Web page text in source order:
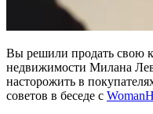
Вы решили продать свою
недвижимости Милана
насторожить в
советов в беседе с